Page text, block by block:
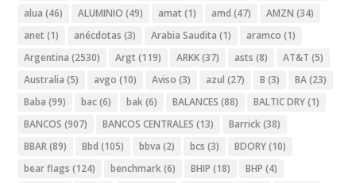
alua (46) ALUMINIO (49) amat (1) amd (47) AMZN (34)
anet (1) anécdotas (3) Arabia Saudita (1) aramco (1)
Argentina (2530) Argt (119) ARKK(37) asts (8) AT&T (5)
Australia (5) avgo (10) Aviso (3) azul (27) B (3) BA(23)
Baba (99) bac(6) bak(6) BALANCES (88) BALTIC DRY(1)
BANCOS (907) BANCOS CENTRALES (13) Barrick(38)
BBAR(89) Bbd (105) bbva (2) bcs (3) BDORY(10)
bear flags (124) benchmark(6) BHIP (18) BHP (4)